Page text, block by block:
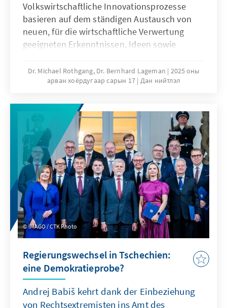
Volkswirtschaftliche Innovationsprozesse
basieren auf dem ständigen Austausch von
neuen, für die wirtschaftliche Verwertung
geeigneten Erkenntnissen, Ideen sowie
how. Sowohl die Entstehung als auch die
Diffusion von Innovationen setzten
unterschiedlichen Akteuren – Unternehmen,
Hochschulen, Forschungseinrichtungen –
voraus, welche an der Generierung des
Wissens für Innovationen beteiligt sind,
dieses in marktfähige Innovationen
übersetzen, weiterentwickeln und im Zuge
ihrer wirtschaftlichen Tätigkeit verbreiten.
Dr. Michael Rothgang, Dr. Bernhard Lageman
2025 оны
арван хоёрдугаар сарын 17 Дан нийтлэл
IMAGO / CTK Photo
Regierungswechsel in Tschechien:
eine Demokratieprobe?
Andrej Babiš kehrt dank der Einbeziehung
von Rechtsextremisten ins Amt des